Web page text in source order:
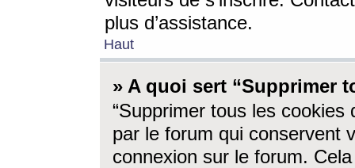
plus d’assistance.
Haut
» A quoi sert “Supprimer
“Supprimer tous les cookies
par le forum qui conservent
connexion sur le forum.